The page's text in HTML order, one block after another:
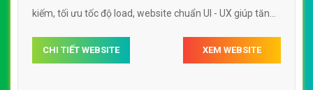
kiếm, tối ưu tốc độ load, website chuẩn UI - UX giúp tăng
giaxeotovn
CHI TIẾT WEBSITE XEM WEBSITE